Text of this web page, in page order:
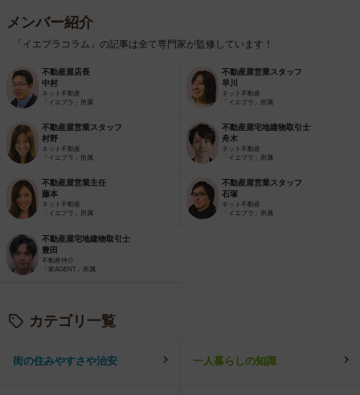
メンバー紹介
「イエプラコラム」の記事は全て専門家が監修しています！
不動産屋店長
中村
ネット不動産
「イエプラ」所属
不動産屋営業スタッフ
早川
ネット不動産
「イエプラ」所属
不動産屋営業スタッフ
村野
ネット不動産
「イエプラ」所属
不動産屋宅地建物取引士
舟木
ネット不動産
「イエプラ」所属
不動産屋営業主任
藤本
ネット不動産
「イエプラ」所属
不動産屋営業スタッフ
石塚
ネット不動産
「イエプラ」所属
不動産屋宅地建物取引士
豊田
不動産仲介
「家AGENT」所属
カテゴリ一覧
街の住みやすさや治安 一人暮らしの知識